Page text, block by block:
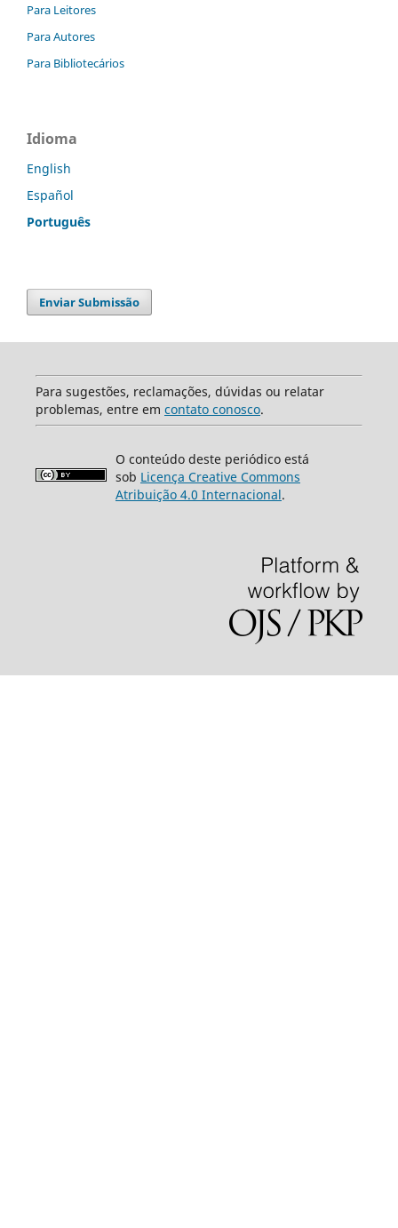
Para Leitores
Para Autores
Para Bibliotecários
Idioma
English
Español
Português
Enviar Submissão
Para sugestões, reclamações, dúvidas ou relatar
problemas, entre em contato conosco.
O conteúdo deste periódico está
sob Licença Creative Commons
Atribuição 4.0 Internacional.